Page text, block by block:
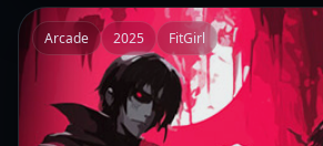
Arcade 2025 FitGirl